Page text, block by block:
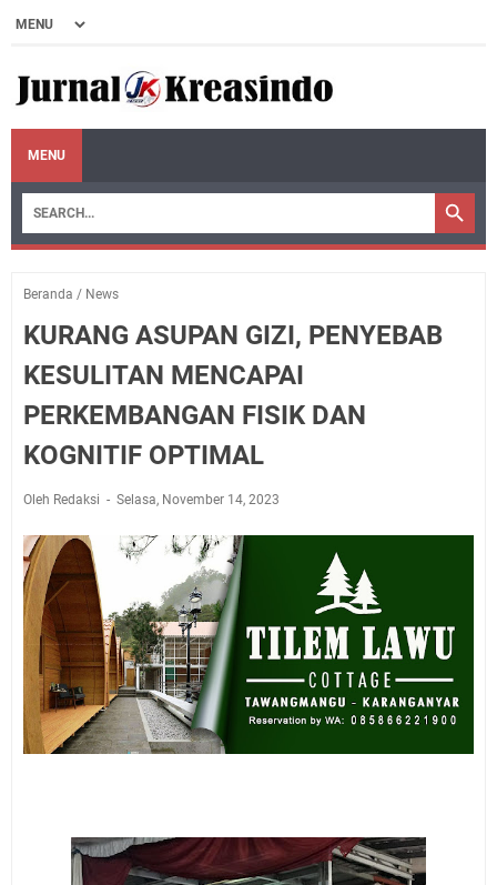
MENU
Beranda / News
KURANG ASUPAN GIZI, PENYEBAB
KESULITAN MENCAPAI
PERKEMBANGAN FISIK DAN
KOGNITIF OPTIMAL
Oleh Redaksi Selasa, November 14, 2023